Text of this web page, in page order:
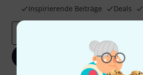
Inspirierende Beiträge
Deals
Jetzt anmelden